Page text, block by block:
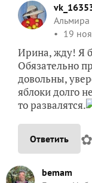
19
Ирина, жду! Я
Обязательно
довольны,
яблоки долго
то развалятся.
Ответить ✿
bemam